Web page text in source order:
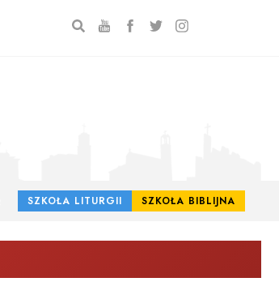
SZKOŁA LITURGII SZKOŁA BIBLIJNA